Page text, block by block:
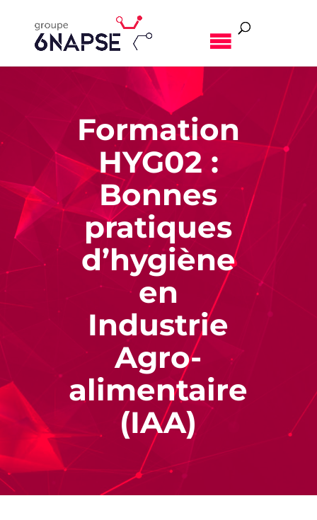
Formation
HYG02 :
Bonnes
pratiques
d’hygiène
en
Industrie
Agro-
alimentaire
(IAA)